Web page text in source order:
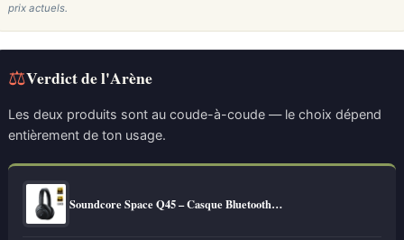
prix actuels.
⚖Verdict de l'Arène
Les deux produits sont au coude-à-coude — le choix dépend
entièrement de ton usage.
Soundcore Space Q45 – Casque Bluetooth…